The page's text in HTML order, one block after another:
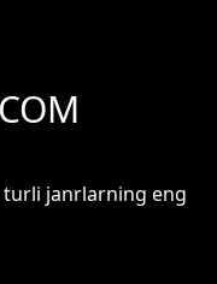
turli janrlarning eng